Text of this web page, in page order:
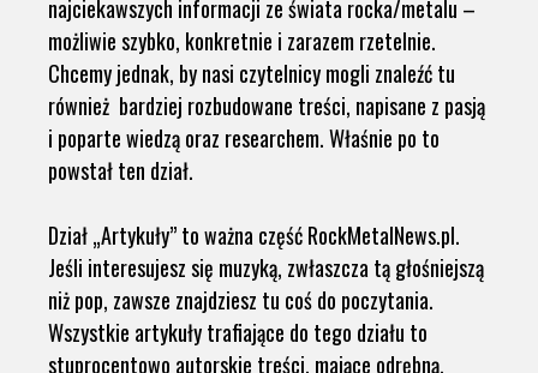
najciekawszych informacji ze świata rocka/metalu –
możliwie szybko, konkretnie i zarazem rzetelnie.
Chcemy jednak, by nasi czytelnicy mogli znaleźć tu
również bardziej rozbudowane treści, napisane z pasją
i poparte wiedzą oraz researchem. Właśnie po to
powstał ten dział.
Dział „Artykuły” to ważna część RockMetalNews.pl.
Jeśli interesujesz się muzyką, zwłaszcza tą głośniejszą
niż pop, zawsze znajdziesz tu coś do poczytania.
Wszystkie artykuły trafiające do tego działu to
stuprocentowo autorskie treści, mające odrębną,